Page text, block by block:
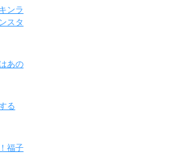
ンラ
スタ
あの
る
福子